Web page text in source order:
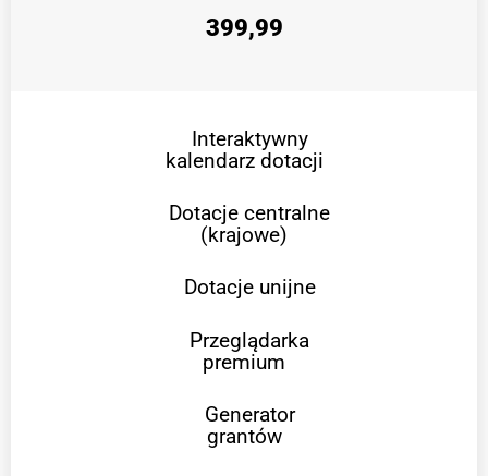
399,99
Interaktywny
kalendarz dotacji
Dotacje centralne
(krajowe)
Dotacje unijne
Przeglądarka
premium
Generator
grantów